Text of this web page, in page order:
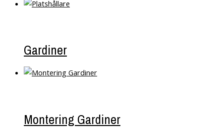
Gardiner
Montering Gardiner